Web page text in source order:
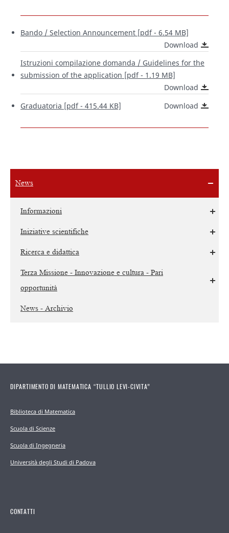
News
Informazioni
Iniziative scientifiche
Ricerca e didattica
Terza Missione - Innovazione e cultura - Pari
opportunità
News - Archivio
Bando / Selection Announcement [pdf - 6.54 MB]
Download
Istruzioni compilazione domanda / Guidelines for the
submission of the application [pdf - 1.19 MB]
Download
Graduatoria [pdf - 415.44 KB]
Download
DIPARTIMENTO DI MATEMATICA “TULLIO LEVI-CIVITA”
Biblioteca di Matematica
Scuola di Scienze
Scuola di Ingegneria
Università degli Studi di Padova
CONTATTI